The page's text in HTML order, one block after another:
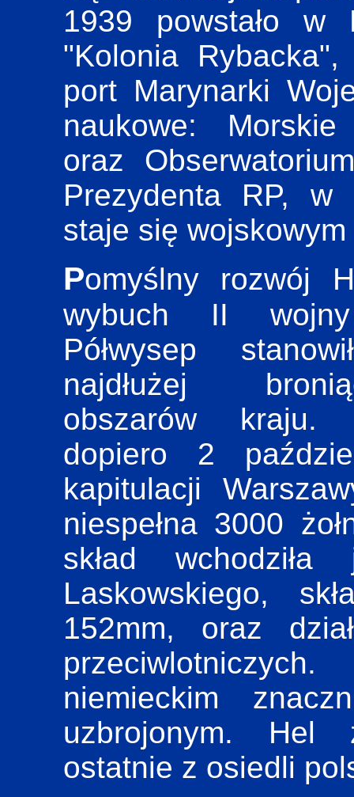
1939 powstało w
"Kolonia Rybacka",
port Marynarki
naukowe:
oraz
Prezydenta RP, w
staje się
Pomyślny rozwój Helu przerwał
wybuch II wojny
Półwysep
najdłużej
obszarów kraju.
dopiero 2
kapitulacji
niespełna 3000
skład
Laskowskiego,
152mm, oraz
niemieckim
uzbrojonym. Hel
ostatnie z osiedli